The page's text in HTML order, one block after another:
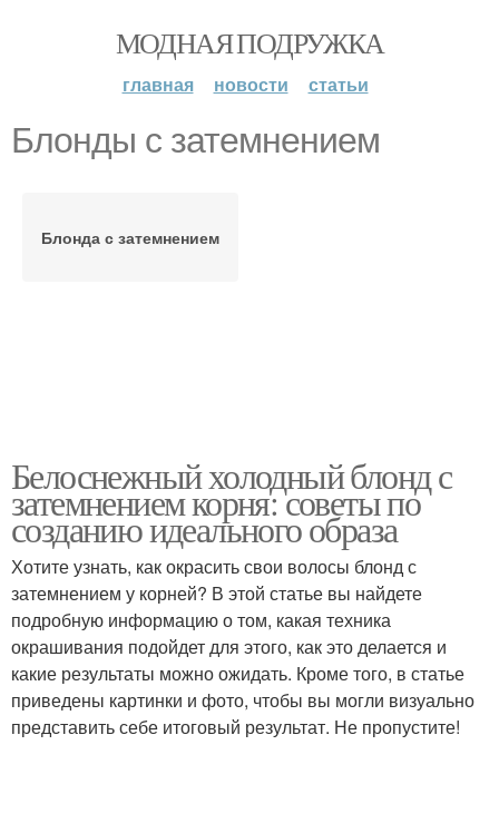
МОДНАЯ ПОДРУЖКА
главная новости статьи
Блонды с затемнением
Блонда с затемнением
Белоснежный холодный блонд с
затемнением корня: советы по
созданию идеального образа
Хотите узнать, как окрасить свои волосы блонд с
затемнением у корней? В этой статье вы найдете
подробную информацию о том, какая техника
окрашивания подойдет для этого, как это делается и
какие результаты можно ожидать. Кроме того, в статье
приведены картинки и фото, чтобы вы могли визуально
представить себе итоговый результат. Не пропустите!